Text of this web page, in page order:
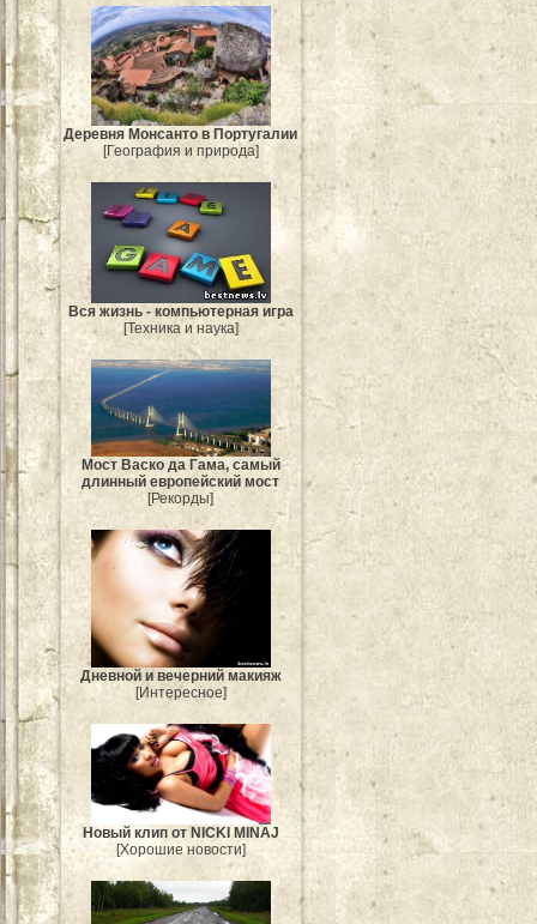
Деревня Монсанто в Португалии
[География и природа]
Вся жизнь - компьютерная игра
[Техника и наука]
Мост Васко да Гама, самый
длинный европейский мост
[Рекорды]
Дневной и вечерний макияж
[Интересное]
Новый клип от NICKI MINAJ
[Хорошие новости]